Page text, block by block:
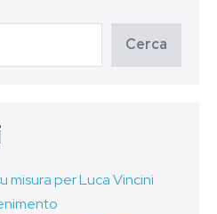
Cerca
misura per Luca Vincini